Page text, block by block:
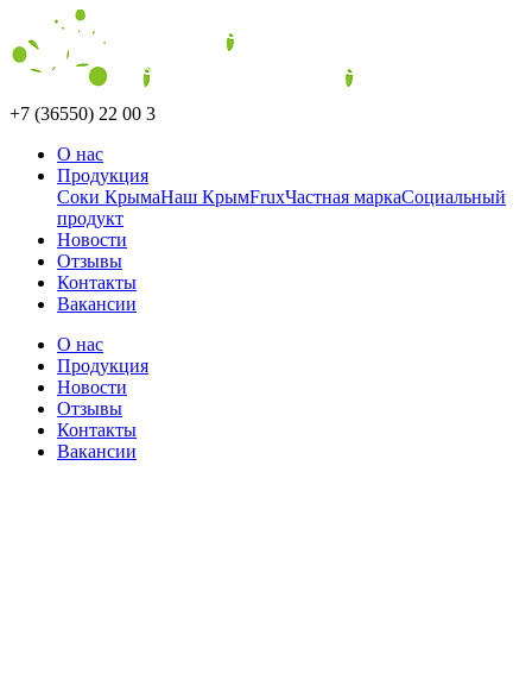
+7 (36550) 22 00 3
О нас
Продукция
Соки КрымаНаш КрымFruxЧастная маркаСоциальный
продукт
Новости
Отзывы
Контакты
Вакансии
О нас
Продукция
Новости
Отзывы
Контакты
Вакансии